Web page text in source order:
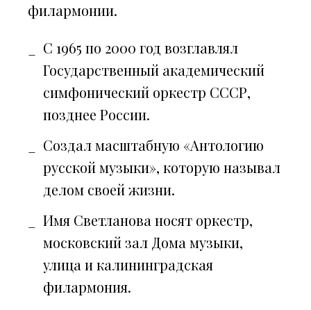
филармонии.
С 1965 по 2000 год возглавлял
Государственный академический
симфонический оркестр СССР,
позднее России.
Создал масштабную «Антологию
русской музыки», которую называл
делом своей жизни.
Имя Светланова носят оркестр,
московский зал Дома музыки,
улица и калининградская
филармония.